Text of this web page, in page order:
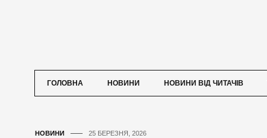
ГОЛОВНА НОВИНИ НОВИНИ ВІД ЧИТАЧІВ
НОВИНИ 25 БЕРЕЗНЯ, 2026